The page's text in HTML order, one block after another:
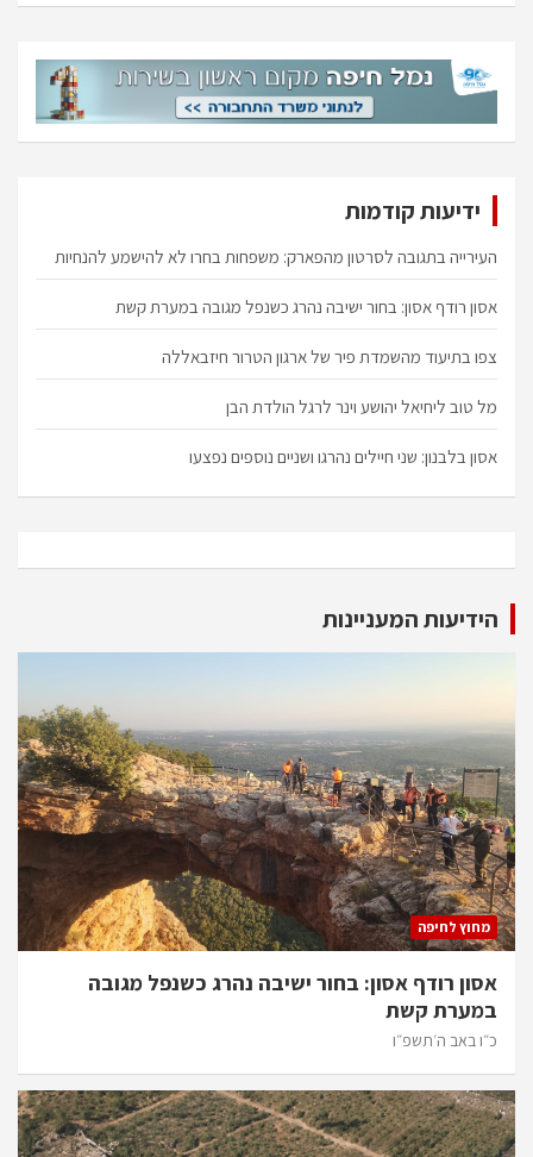
h
ידיעות קודמות
העירייה בתגובה לסרטון מהפארק: משפחות בחרו לא להישמע להנחיות
אסון רודף אסון: בחור ישיבה נהרג כשנפל מגובה במערת קשת
צפו בתיעוד מהשמדת פיר של ארגון הטרור חיזבאללה
מל טוב ליחיאל יהושע וינר לרגל הולדת הבן
אסון בלבנון: שני חיילים נהרגו ושניים נוספים נפצעו
הידיעות המעניינות
מחוץ לחיפה
אסון רודף אסון: בחור ישיבה נהרג כשנפל מגובה
במערת קשת
כ״ו באב ה׳תשפ״ו